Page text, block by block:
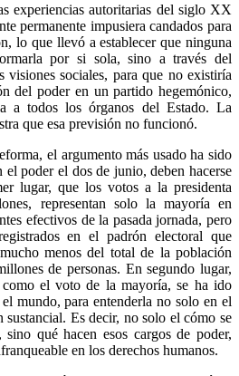
autoritarias del siglo XX
permanente impusiera candados para
lo que llevó a establecer que ninguna
por si sola, sino a través del
visiones sociales, para que no existiría
del poder en un partido hegemónico,
a todos los órganos del Estado. La
que esa previsión no funcionó.
el argumento más usado ha sido
poder el dos de junio, deben hacerse
lugar, que los votos a la presidenta
representan solo la mayoría en
efectivos de la pasada jornada, pero
en el padrón electoral que
menos del total de la población
de personas. En segundo lugar,
el voto de la mayoría, se ha ido
mundo, para entenderla no solo en el
Es decir, no solo el cómo se
qué hacen esos cargos de poder,
en los derechos humanos.